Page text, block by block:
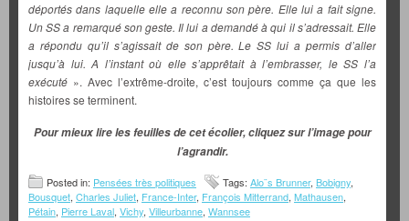
déportés dans laquelle elle a reconnu son père. Elle lui a fait signe.
Un SS a remarqué son geste. Il lui a demandé à qui il s’adressait. Elle
a répondu qu’il s’agissait de son père. Le SS lui a permis d’aller
jusqu’à lui. A l’instant où elle s’apprêtait à l’embrasser, le SS l’a
exécuté ». Avec l’extrême-droite, c’est toujours comme ça que les
histoires se terminent.
Pour mieux lire les feuilles de cet écolier, cliquez sur l’image pour
l’agrandir.
Posted in: Pensées très politiques Tags: Alo¨s Brunner, Bobigny,
Bousquet, Charles Juliet, France-Inter, François Mitterrand, Mathausen,
Pétain, Pierre Laval, Vichy, Villeurbanne, Wannsee